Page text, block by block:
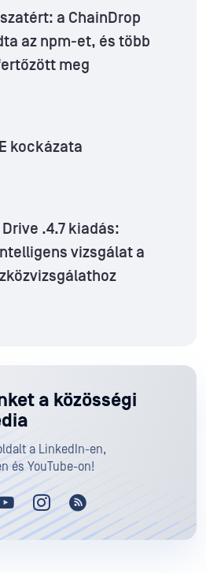
a ChainDrop
az npm-et, és több
meg
kockázata
.4.7 kiadás:
vizsgálat a
a közösségi
a LinkedIn-en,
és YouTube-on!